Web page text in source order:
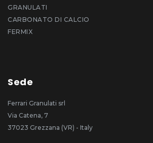
GRANULATI
CARBONATO DI CALCIO
FERMIX
Sede
Ferrari Granulati srl
Via Catena, 7
37023 Grezzana (VR) - Italy